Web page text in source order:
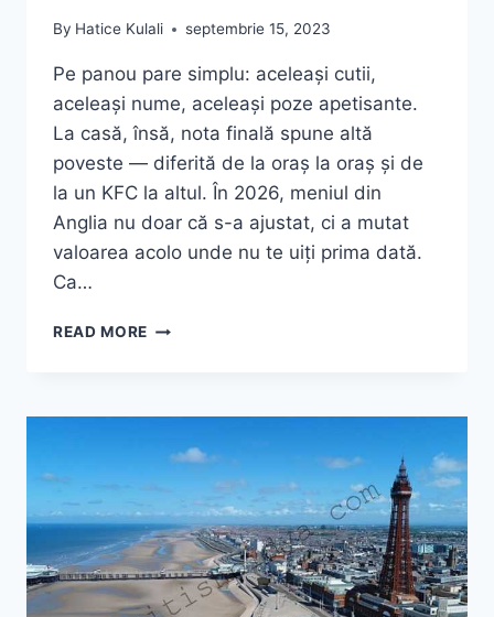
By Hatice Kulali septembrie 15, 2023
Pe panou pare simplu: aceleași cutii,
aceleași nume, aceleași poze apetisante.
La casă, însă, nota finală spune altă
poveste — diferită de la oraș la oraș și de
la un KFC la altul. În 2026, meniul din
Anglia nu doar că s-a ajustat, ci a mutat
valoarea acolo unde nu te uiți prima dată.
Ca…
READ MORE MENIUL
PREȚURI
REALE,
TRUCURI
CE
S-
A
SCHIMBAT
ÎN